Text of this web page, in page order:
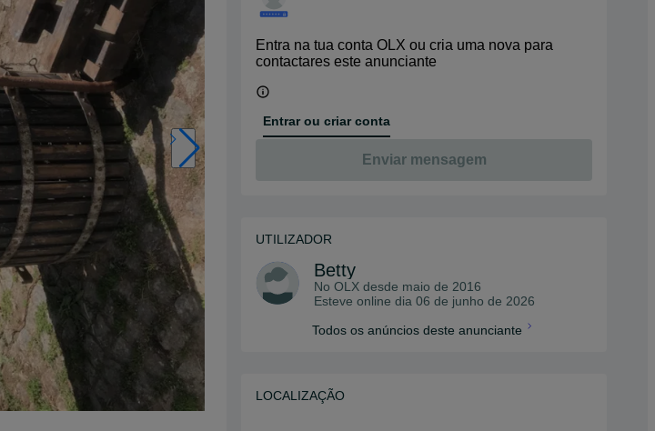
Entra na tua conta OLX ou cria uma nova para
contactares este anunciante
Entrar ou criar conta
Enviar mensagem
UTILIZADOR
Betty
No OLX desde maio de 2016
Esteve online dia 06 de junho de 2026
Todos os anúncios deste anunciante
LOCALIZAÇÃO